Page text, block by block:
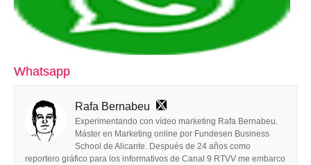
Whatsapp
Rafa Bernabeu
Experimentando con vídeo marketing Rafa Bernabeu.
Máster en Marketing online por Fundesen Business
School de Alicante. Después de 24 años como
reportero gráfico para los informativos de Canal 9 RTVV me embarco